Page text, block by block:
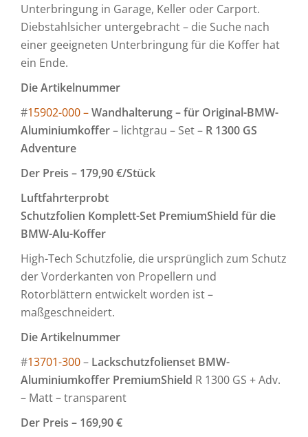
Unterbringung in Garage, Keller oder Carport.
Diebstahlsicher untergebracht – die Suche nach
einer geeigneten Unterbringung für die Koffer hat
ein Ende.
Die Artikelnummer
#15902-000 –Wandhalterung – für Original-BMW-
Aluminiumkoffer– lichtgrau – Set – R 1300 GS
Adventure
Der Preis – 179,90 €/Stück
Luftfahrterprobt
Schutzfolien Komplett-Set PremiumShield für die
BMW-Alu-Koffer
High-Tech Schutzfolie, die ursprünglich zum Schutz
der Vorderkanten von Propellern und
Rotorblättern entwickelt worden ist –
maßgeschneidert.
Die Artikelnummer
#13701-300– Lackschutzfolienset BMW-
Aluminiumkoffer PremiumShield R 1300 GS + Adv.
– Matt – transparent
Der Preis – 169,90 €